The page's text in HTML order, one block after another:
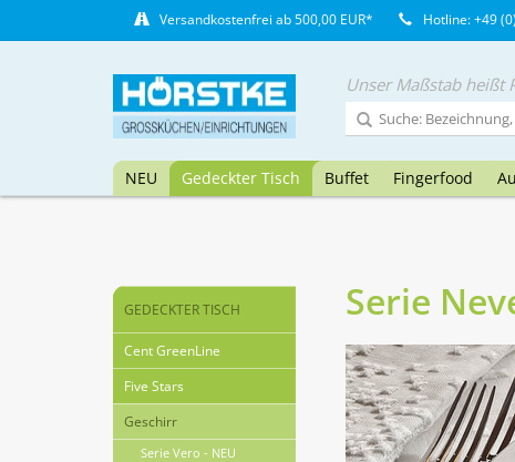
Versandkostenfrei ab 500,00 EUR* Hotline: +49
Unser Maßstab heißt
NEU Gedeckter Tisch Buffet Fingerfood
GEDECKTER TISCH
Cent GreenLine
Five Stars
Geschirr
Serie Vero - NEU
Serie